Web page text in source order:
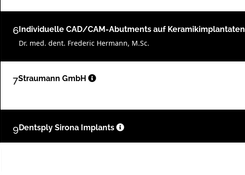
6Individuelle CAD/CAM-Abutments auf Keramikimplantaten
Dr. med. dent. Frederic Hermann, M.Sc.
7Straumann GmbH
9Dentsply Sirona Implants